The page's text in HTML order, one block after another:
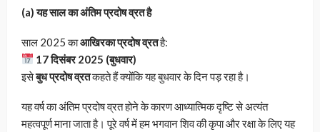
(a) यह साल का अंतिम प्रदोष व्रत है
साल 2025 काआखिरका प्रदोष व्रतहै:
17 दिसंबर 2025 (बुधवार)
इसेबुध प्रदोष व्रतकहते हैं क्योंकि यह बुधवार के दिन पड़ रहा है।
यह वर्ष का अंतिम प्रदोष व्रत होने के कारण आध्यात्मिक दृष्टि से अत्यंत
महत्वपूर्ण माना जाता है। पूरे वर्ष में हम भगवान शिव की कृपा और रक्षा के लिए यह